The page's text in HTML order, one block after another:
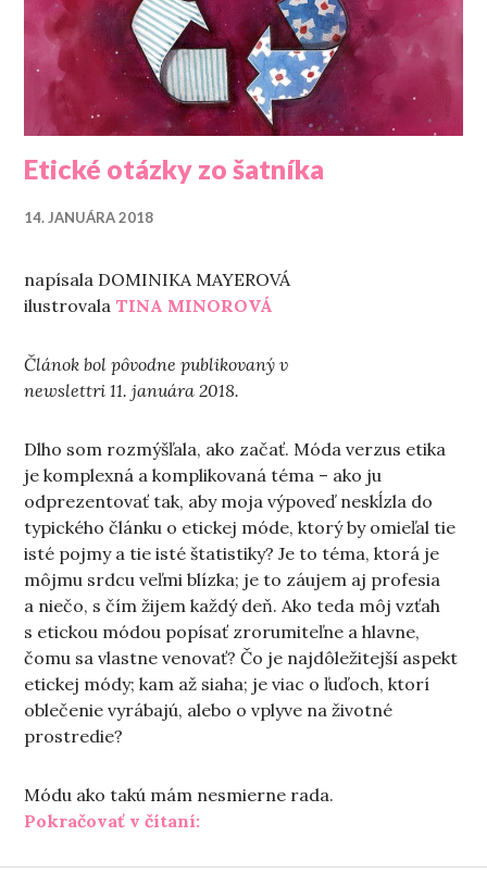
Etické otázky zo šatníka
14. JANUÁRA 2018
napísala DOMINIKA MAYEROVÁ
ilustrovala TINA MINOROVÁ
Článok bol pôvodne publikovaný v
newslettri 11. januára 2018.
Dlho som rozmýšľala, ako začať. Móda verzus etika
je komplexná a komplikovaná téma – ako ju
odprezentovať tak, aby moja výpoveď neskĺzla do
typického článku o etickej móde, ktorý by omieľal tie
isté pojmy a tie isté štatistiky? Je to téma, ktorá je
môjmu srdcu veľmi blízka; je to záujem aj profesia
a niečo, s čím žijem každý deň. Ako teda môj vzťah
s etickou módou popísať zrorumiteľne a hlavne,
čomu sa vlastne venovať? Čo je najdôležitejší aspekt
etickej módy; kam až siaha; je viac o ľuďoch, ktorí
oblečenie vyrábajú, alebo o vplyve na životné
prostredie?
Módu ako takú mám nesmierne rada.
Pokračovať v čítaní:„Etické otázky zo šatníka“